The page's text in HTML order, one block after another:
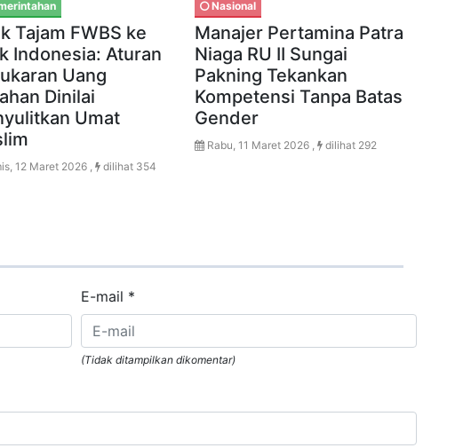
Tajam FWBS ke
Indonesia: Aturan
Uang
Dinilai
Umat
12 Maret 2026 , dilihat 354
Nasional
Manajer Pertamina Patra
Niaga RU II Sungai
Pakning Tekankan
Kompetensi Tanpa Batas
Gender
Rabu, 11 Maret 2026 , dilihat 292
E-mail *
(Tidak ditampilkan dikomentar)